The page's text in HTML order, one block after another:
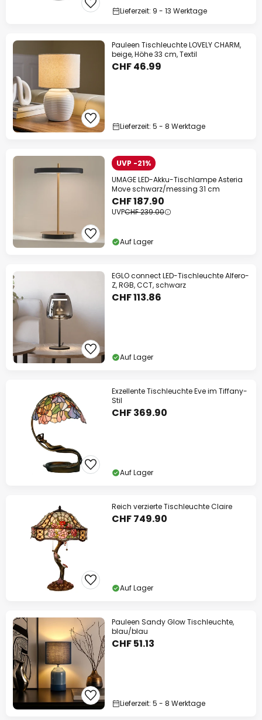
Lieferzeit: 9 - 13 Werktage
Pauleen Tischleuchte LOVELY CHARM,
beige, Höhe 33 cm, Textil
CHF 46.99
Lieferzeit: 5 - 8 Werktage
UVP -21%
UMAGE LED-Akku-Tischlampe Asteria
Move schwarz/messing 31 cm
CHF 187.90
UVPCHF 239.00
Auf Lager
EGLO connect LED-Tischleuchte Alfero-
Z, RGB, CCT, schwarz
CHF 113.86
Auf Lager
Exzellente Tischleuchte Eve im Tiffany-
Stil
CHF 369.90
Auf Lager
Reich verzierte Tischleuchte Claire
CHF 749.90
Auf Lager
Pauleen Sandy Glow Tischleuchte,
blau/blau
CHF 51.13
Lieferzeit: 5 - 8 Werktage